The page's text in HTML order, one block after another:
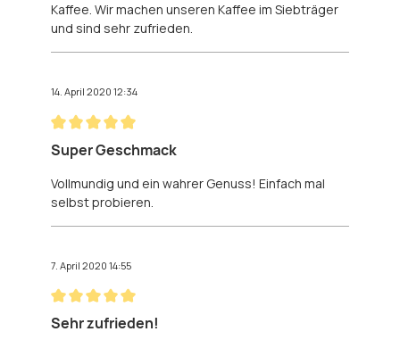
Kaffee. Wir machen unseren Kaffee im Siebträger
und sind sehr zufrieden.
14. April 2020 12:34
Bewertung mit 5 von 5 Sternen
Super Geschmack
Vollmundig und ein wahrer Genuss! Einfach mal
selbst probieren.
7. April 2020 14:55
Bewertung mit 5 von 5 Sternen
Sehr zufrieden!